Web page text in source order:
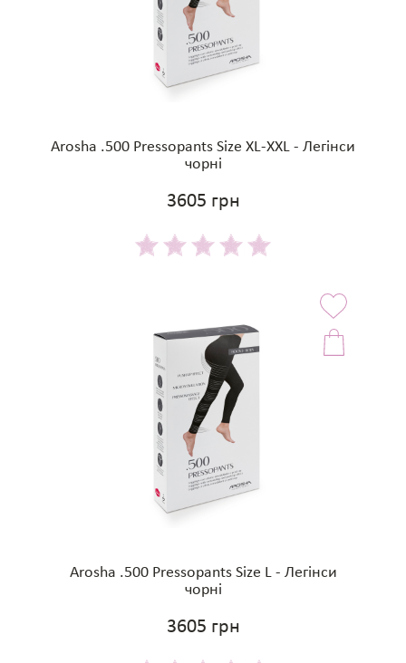
Arosha .500 Pressopants Size XL-XXL - Легінси
чорні
3605 грн
Arosha .500 Pressopants Size L - Легінси
чорні
3605 грн